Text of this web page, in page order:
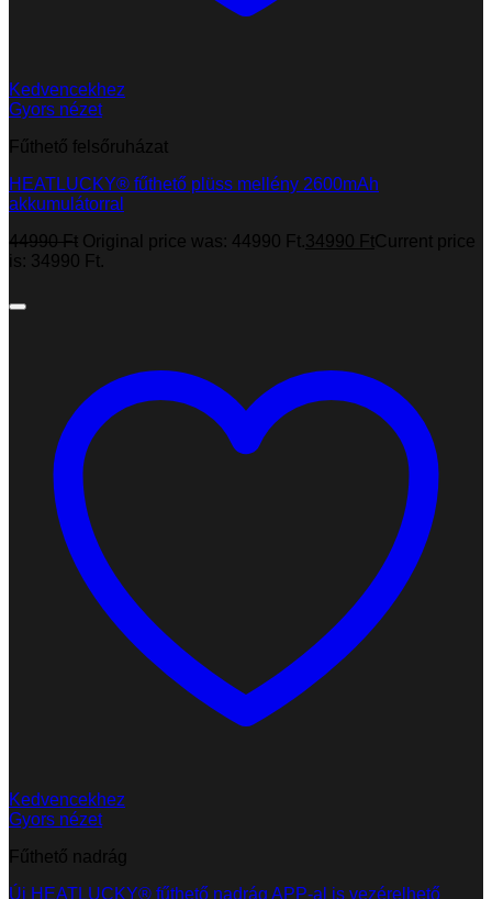
Kedvencekhez
Gyors nézet
Fűthető felsőruházat
HEATLUCKY® fűthető plüss mellény 2600mAh
akkumulátorral
44990Ft Original price was: 44990 Ft.34990 FtCurrent price
is: 34990 Ft.
Kedvencekhez
Gyors nézet
Fűthető nadrág
Új HEATLUCKY® fűthető nadrág APP-al is vezérelhető